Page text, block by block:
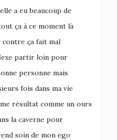
a eu beaucoup de
ça à ce moment là
ça fait mal
partir loin pour
personne mais
fois dans ma vie
résultat comme un ours
la caverne pour
soin de mon ego